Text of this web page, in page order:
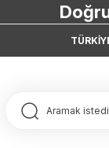
7